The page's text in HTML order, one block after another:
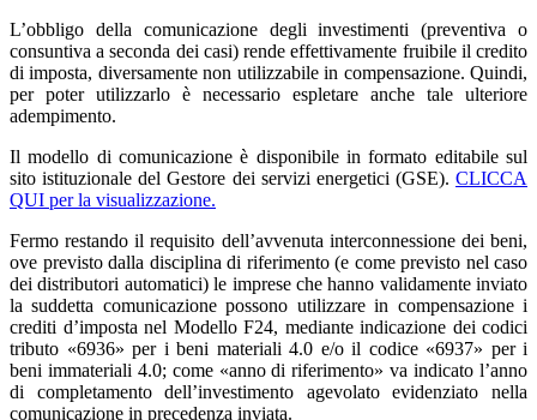
L’obbligo della comunicazione degli investimenti (preventiva o
consuntiva a seconda dei casi) rende effettivamente fruibile il credito
di imposta, diversamente non utilizzabile in compensazione. Quindi,
per poter utilizzarlo è necessario espletare anche tale ulteriore
adempimento.
Il modello di comunicazione è disponibile in formato editabile sul
sito istituzionale del Gestore dei servizi energetici (GSE). CLICCA
QUI per la visualizzazione.
Fermo restando il requisito dell’avvenuta interconnessione dei beni,
ove previsto dalla disciplina di riferimento (e come previsto nel caso
dei distributori automatici) le imprese che hanno validamente inviato
la suddetta comunicazione possono utilizzare in compensazione i
crediti d’imposta nel Modello F24, mediante indicazione dei codici
tributo «6936» per i beni materiali 4.0 e/o il codice «6937» per i
beni immateriali 4.0; come «anno di riferimento» va indicato l’anno
di completamento dell’investimento agevolato evidenziato nella
comunicazione in precedenza inviata.